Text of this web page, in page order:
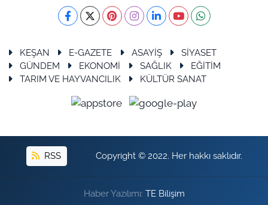
KEŞAN E-GAZETE ASAYİŞ
SİYASET
GÜNDEM
EKONOMİ SAĞLIK
EĞİTİM
TARIM VE HAYVANCILIK
KÜLTÜR SANAT
RSS Copyright © 2022. Her hakkı saklıdır.
Haber Yazılımı: TE Bilişim